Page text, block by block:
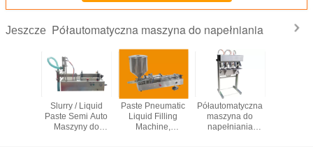
Jeszcze Półautomatyczna maszyna do napełniania
Slurry / Liquid
Paste Semi Auto
Maszyny do
Paste Pneumatic
Liquid Filling
Machine,
Półautomatyczna
maszyna do
napełniania